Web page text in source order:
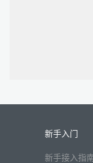
新手入门
新手接入指